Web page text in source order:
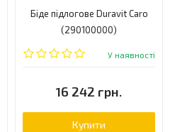
Біде підлогове Duravit Caro
(290100000)
У наявності
16 242 грн.
Купити